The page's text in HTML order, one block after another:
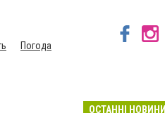
Погода
ОСТАННІ НОВИНИ